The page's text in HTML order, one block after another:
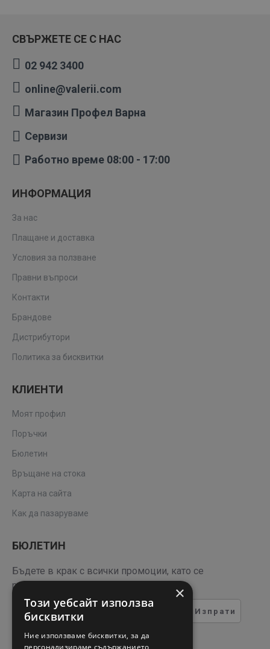
СВЪРЖЕТЕ СЕ С НАС
02 942 3400
online@valerii.com
Магазин Профел Варна
Сервизи
Работно време 08:00 - 17:00
ИНФОРМАЦИЯ
За нас
Плащане и доставка
Условия за ползване
Правни въпроси
Контакти
Брандове
Дистрибутори
Политика за бисквитки
КЛИЕНТИ
Моят профил
Поръчки
Бюлетин
Връщане на стока
Карта на сайта
Как да пазаруваме
БЮЛЕТИН
Бъдете в крак с всички промоции, като се
регистрирате за нашия бюлетин
Изпрати
ТЕСТ ЗА СИГУРНОСТ
×
Този уебсайт използва
бисквитки
Ние използваме бисквитки, за да
персонализираме съдържанието,